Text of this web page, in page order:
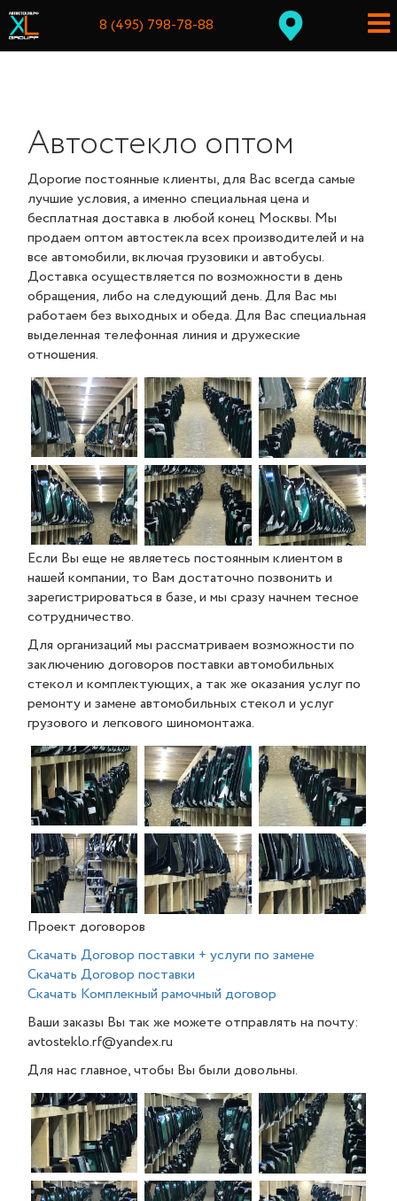
8 (495) 798-78-88
Автостекло оптом
Дорогие постоянные клиенты, для Вас всегда самые
лучшие условия, а именно специальная цена и
бесплатная доставка в любой конец Москвы. Мы
продаем оптом автостекла всех производителей и на
все автомобили, включая грузовики и автобусы.
Доставка осуществляется по возможности в день
обращения, либо на следующий день. Для Вас мы
работаем без выходных и обеда. Для Вас специальная
выделенная телефонная линия и дружеские
отношения.
Если Вы еще не являетесь постоянным клиентом в
нашей компании, то Вам достаточно позвонить и
зарегистрироваться в базе, и мы сразу начнем тесное
сотрудничество.
Для организаций мы рассматриваем возможности по
заключению договоров поставки автомобильных
стекол и комплектующих, а так же оказания услуг по
ремонту и замене автомобильных стекол и услуг
грузового и легкового шиномонтажа.
Проект договоров
Скачать Договор поставки + услуги по замене
Скачать Договор поставки
Скачать Комплекный рамочный договор
Ваши заказы Вы так же можете отправлять на почту:
avtosteklo.rf@yandex.ru
Для нас главное, чтобы Вы были довольны.